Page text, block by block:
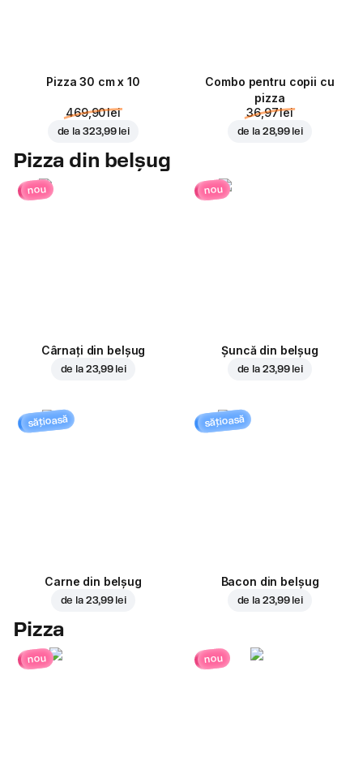
Pizza 30 cm x 10
469,90 lei
de la 323,99 lei
Combo pentru copii cu
pizza
36,97 lei
de la 28,99 lei
Pizza din belșug
nou
Cârnați din belșug
de la 23,99 lei
nou
Șuncă din belșug
de la 23,99 lei
sățioasă
Carne din belșug
de la 23,99 lei
sățioasă
Bacon din belșug
de la 23,99 lei
Pizza
nou nou